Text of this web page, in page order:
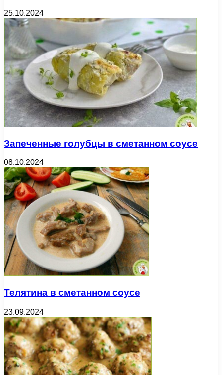
25.10.2024
Запеченные голубцы в сметанном соусе
08.10.2024
Телятина в сметанном соусе
23.09.2024